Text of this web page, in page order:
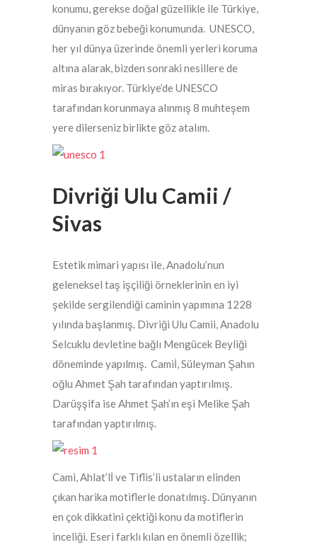
konumu, gerekse doğal güzellikle ile Türkiye,
dünyanın göz bebeği konumunda. UNESCO,
her yıl dünya üzerinde önemli yerleri koruma
altına alarak, bizden sonraki nesillere de
miras bırakıyor. Türkiye’de UNESCO
tarafından korunmaya alınmış 8 muhteşem
yere dilerseniz birlikte göz atalım.
Divriği Ulu Camii /
Sivas
Estetik mimari yapısı ile, Anadolu’nun
geleneksel taş işçiliği örneklerinin en iyi
şekilde sergilendiği caminin yapımına 1228
yılında başlanmış. Divriği Ulu Camii, Anadolu
Selcuklu devletine bağlı Mengücek Beyliği
döneminde yapılmış. Camiİ, Süleyman Şahın
oğlu Ahmet Şah tarafından yaptırılmış.
Darüşşifa ise Ahmet Şah’ın eşi Melike Şah
tarafından yaptırılmış.
Cami, Ahlat’lİ ve Tiflis’li ustaların elinden
çıkan harika motiflerle donatılmış. Dünyanın
en çok dikkatini çektiği konu da motiflerin
inceliği. Eseri farklı kılan en önemli özellik;